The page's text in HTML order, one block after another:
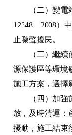
（二）變電站
12348—2008）
止噪聲擾民。
（三）繼續優
源保護區等環境
施工方案，選擇
（四）加強施
放，及時清運；
擾動，施工結束